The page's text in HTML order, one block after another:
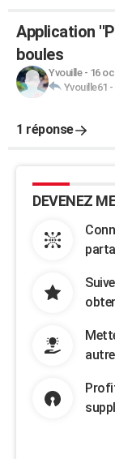
Application
boules
Yvouille- 16
Yvouille61 -
1 réponse
DEVENEZ